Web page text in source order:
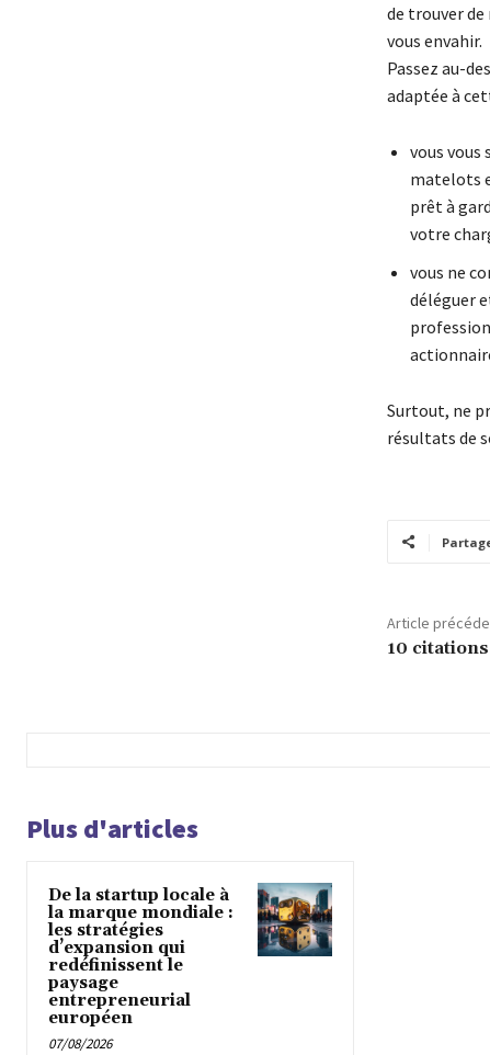
de trouver de
vous envahir.
Passez au-
adaptée à
vous vous
matelots
prêt à
votre
vous ne
déléguer
Surtout, ne
résultats de
Article
10
Plus d'articles
De la startup locale à
la marque mondiale :
les stratégies
d’expansion qui
redéfinissent le
paysage
entrepreneurial
européen
07/08/2026